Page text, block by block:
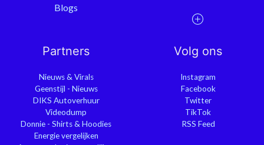
Blogs
Partners
Nieuws & Virals
Geenstijl - Nieuws
DIKS Autoverhuur
Videodump
Donnie - Shirts & Hoodies
Energie vergelijken
Volg ons
Instagram
Facebook
Twitter
TikTok
RSS Feed